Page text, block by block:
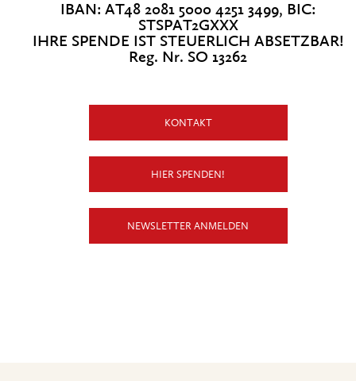
IBAN: AT48 2081 5000 4251 3499, BIC:
STSPAT2GXXX
IHRE SPENDE IST STEUERLICH ABSETZBAR!
Reg. Nr. SO 13262
KONTAKT
HIER SPENDEN!
NEWSLETTER ANMELDEN